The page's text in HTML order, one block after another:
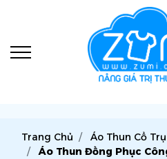
Trang Chủ
Áo Thun Cổ Trụ
Áo Thun Đồng Phục